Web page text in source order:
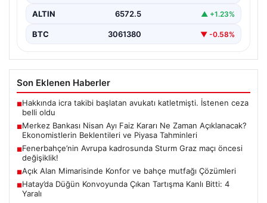
ALTIN 6572.5 ▲ +1.23%
BTC 3061380 ▼ -0.58%
Son Eklenen Haberler
■Hakkında icra takibi başlatan avukatı katletmişti. İstenen ceza
belli oldu
■Merkez Bankası Nisan Ayı Faiz Kararı Ne Zaman Açıklanacak?
Ekonomistlerin Beklentileri ve Piyasa Tahminleri
■Fenerbahçe’nin Avrupa kadrosunda Sturm Graz maçı öncesi
değişiklik!
■Açık Alan Mimarisinde Konfor ve bahçe mutfağı Çözümleri
■Hatay’da Düğün Konvoyunda Çıkan Tartışma Kanlı Bitti: 4
Yaralı